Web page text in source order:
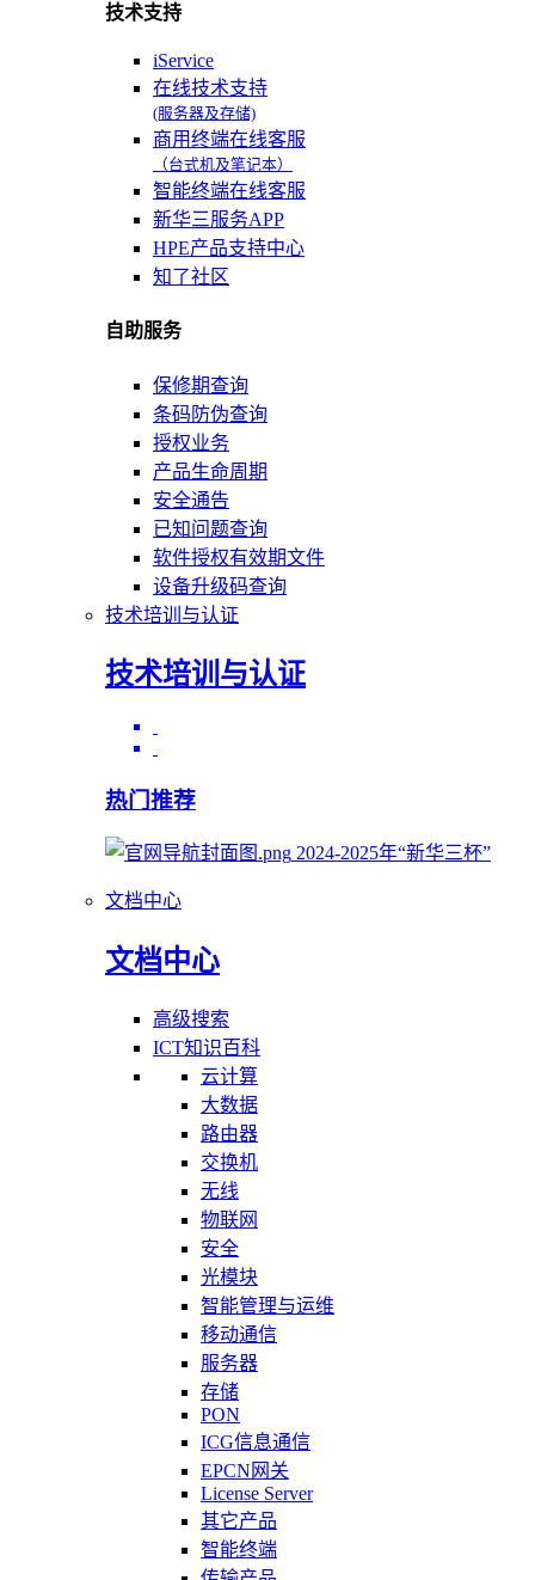
技术支持
iService
在线技术支持
(服务器及存储)
商用终端在线客服
（台式机及笔记本）
智能终端在线客服
新华三服务APP
HPE产品支持中心
知了社区
自助服务
保修期查询
条码防伪查询
授权业务
产品生命周期
安全通告
已知问题查询
软件授权有效期文件
设备升级码查询
技术培训与认证
技术培训与认证
热门推荐
2024-2025年“新华三杯”
文档中心
文档中心
高级搜索
ICT知识百科
云计算
大数据
路由器
交换机
无线
物联网
安全
光模块
智能管理与运维
移动通信
服务器
存储
PON
ICG信息通信
EPCN网关
License Server
其它产品
智能终端